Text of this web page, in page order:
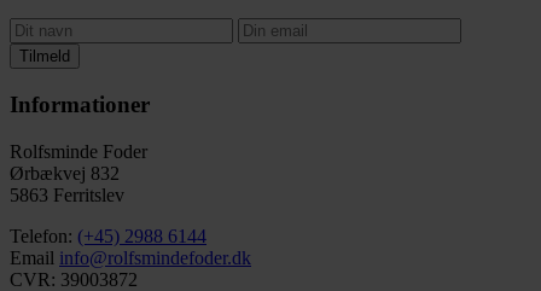
Tilmeld
Informationer
Rolfsminde Foder
Ørbækvej 832
5863 Ferritslev
Telefon: (+45) 2988 6144
Email info@rolfsmindefoder.dk
CVR: 39003872